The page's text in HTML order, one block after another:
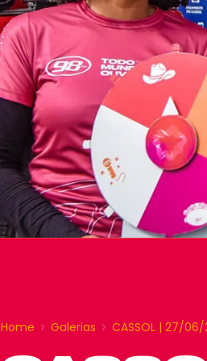
Home Galerias CASSOL | 27/